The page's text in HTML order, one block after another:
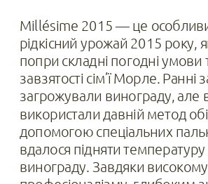
Millésime 2015 — це
рідкісний урожай 2015 року,
попри складні погодні умови
завзятості сім’ї Морле. Ранні
загрожували винограду, але
використали давній метод
допомогою спеціальних
вдалося підняти температуру
винограду. Завдяки високому